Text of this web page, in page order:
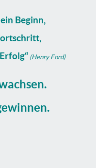
Beginn,
(Henry Ford)